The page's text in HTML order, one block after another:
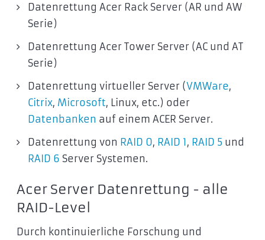
Datenrettung Acer Rack Server (AR und AW
Serie)
Datenrettung Acer Tower Server (AC und AT
Serie)
Datenrettung virtueller Server (VMWare,
Citrix, Microsoft, Linux, etc.) oder
Datenbanken auf einem ACER Server.
Datenrettung von RAID 0, RAID 1 , RAID 5 und
RAID 6 Server Systemen.
Acer Server Datenrettung - alle
RAID-Level
Durch kontinuierliche Forschung und